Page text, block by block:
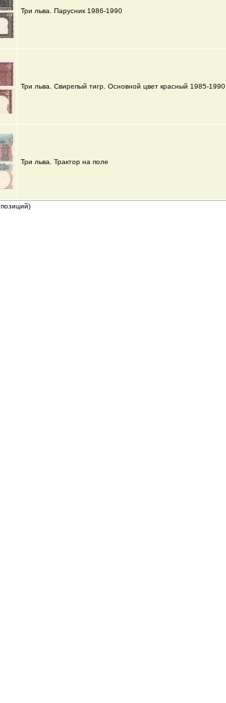
Три льва. Парусник 1986-1990
Три льва. Свирепый тигр. Основной цвет красный 1985-1990
Три льва. Трактор на поле
позиций)